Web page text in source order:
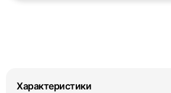
Характеристики